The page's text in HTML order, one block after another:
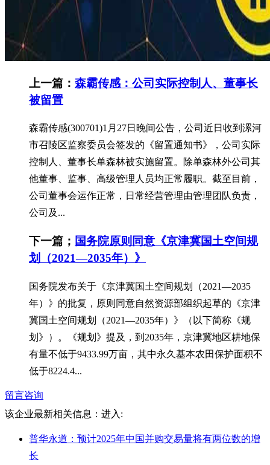
上一篇： 森霸传感：公司实际控制人、董事长
被留置
森霸传感(300701)1月27日晚间公告，公司近日收到漯河
市召陵区监察委员会签发的《留置通知书》，公司实际
控制人、董事长单森林被实施留置。除单森林外公司其
他董事、监事、高级管理人员均正常履职。截至目前，
公司董事会运作正常，日常经营管理由管理团队负责，
公司及...
下一篇； 国务院原则同意《京津冀国土空间规
划（2021—2035年）》
国务院发布关于《京津冀国土空间规划（2021—2035
年）》的批复，原则同意自然资源部组织起草的《京津
冀国土空间规划（2021—2035年）》（以下简称《规
划》）。《规划》提及，到2035年，京津冀地区耕地保
有量不低于9433.99万亩，其中永久基本农田保护面积不
低于8224.4...
留言咨询
该企业最新相关信息： 进入:
普华永道：预计2025年中国并购交易量将有两位数的增
长